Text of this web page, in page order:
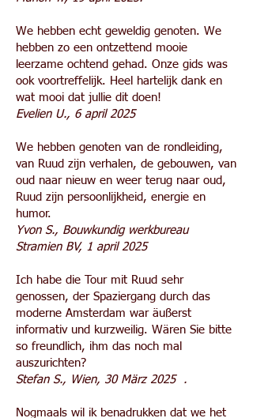
We hebben echt geweldig genoten. We
hebben zo een ontzettend mooie
leerzame ochtend gehad. Onze gids was
ook voortreffelijk. Heel hartelijk dank en
wat mooi dat jullie dit doen!
Evelien U., 6 april 2025
We hebben genoten van de rondleiding,
van Ruud zijn verhalen, de gebouwen, van
oud naar nieuw en weer terug naar oud,
Ruud zijn persoonlijkheid, energie en
humor.
Yvon S., Bouwkundig werkbureau
Stramien BV, 1 april 2025
Ich habe die Tour mit Ruud sehr
genossen, der Spaziergang durch das
moderne Amsterdam war äußerst
informativ und kurzweilig. Wären Sie bitte
so freundlich, ihm das noch mal
auszurichten?
Stefan S., Wien, 30 März 2025 .
Nogmaals wil ik benadrukken dat we het